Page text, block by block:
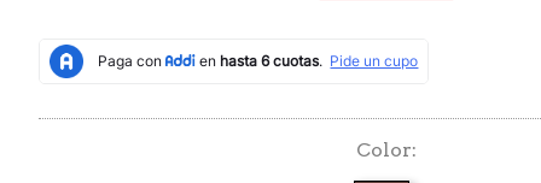
Color